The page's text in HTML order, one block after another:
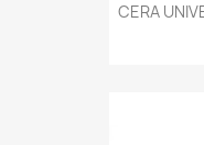
CERA